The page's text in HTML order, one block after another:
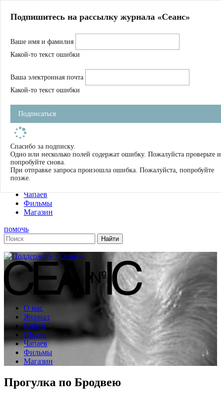
Магазин
Журнал
Школа
Устав
Фильмы
Имена
Тэги
О нас
Журнал
Книги
Чапаев
Фильмы
Магазин
помочь
О нас
Журнал
Книги
Школа
Чапаев
Фильмы
Магазин
Прогулка по Бродвею
Подпишитесь на рассылку журнала «Сеанс»
Ваше имя и фамилия
Какой-то текст ошибки
Ваша электронная почта
Какой-то текст ошибки
Подписаться
Спасибо за подписку.
Одно или несколько полей содержат ошибку. Пожалуйста проверьте и
попробуйте снова.
При отправке запроса произошла ошибка. Пожалуйста, попробуйте
позже.